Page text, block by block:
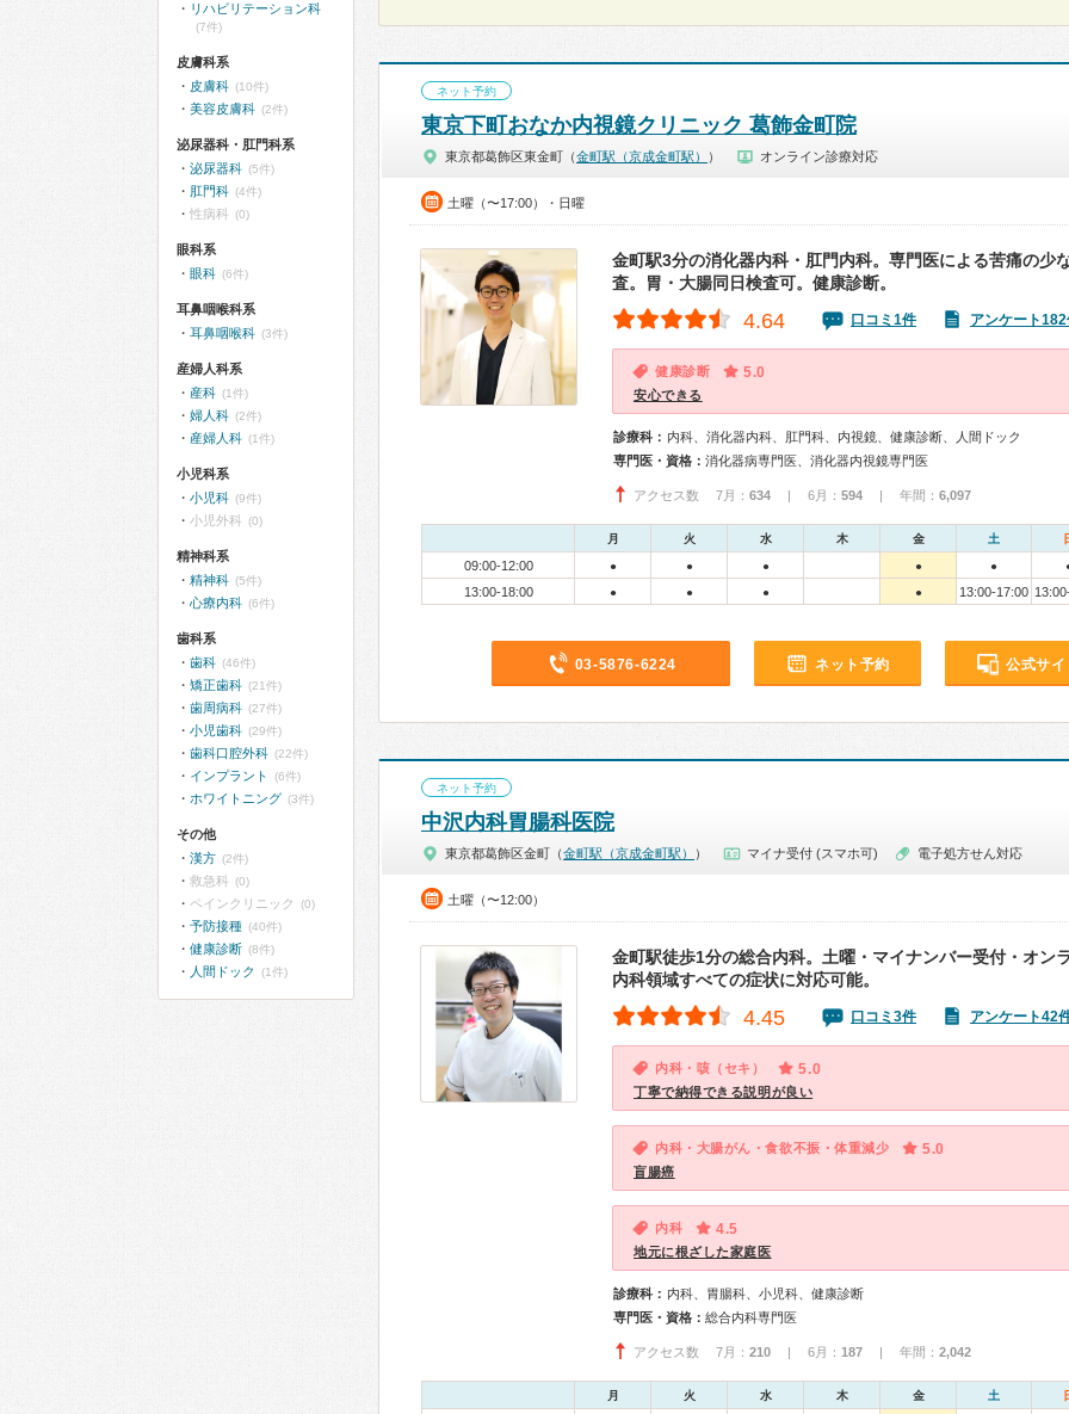
ネット予約
東京下町おなか内視鏡クリニック 葛飾金町院
東京都葛飾区東金町（金町駅（京成金町駅） ） オンライン診療対応
土曜（〜17:00）・日曜
金町駅3分の消化器内科・肛門内科。専門医による苦痛の少
査。胃・大腸同日検査可。健康診断。
4.64 口コミ1件 アンケート
健康診断 5.0
安心できる
診療科： 内科、消化器内科、肛門科、内視鏡、健康診断、人間ドック
専門医・資格： 消化器病専門医、消化器内視鏡専門医
アクセス数 7月： 634 | 6月： 594 | 年間： 6,097
月 火 水 木 金 土
09:00-12:00 ● ● ● ● ●
13:00-18:00 ● ● ● ● 13:00-17:00
03-5876-6224 ネット予約 公式サイ
ネット予約
中沢内科胃腸科医院
東京都葛飾区金町（金町駅（京成金町駅） ） マイナ受付 (スマホ可) 電子処方せん対応
土曜（〜12:00）
金町駅徒歩1分の総合内科。土曜・マイナンバー受付・オン
内科領域すべての症状に対応可能。
4.45 口コミ3件 アンケート42
内科・咳（セキ） 5.0
丁寧で納得できる説明が良い
内科・大腸がん・食欲不振・体重減少 5.0
盲腸癌
内科 4.5
地元に根ざした家庭医
診療科： 内科、胃腸科、小児科、健康診断
専門医・資格： 総合内科専門医
アクセス数 7月： 210 | 6月： 187 | 年間： 2,042
月 火 水 木 金 土
リハビリテーション科
(7件)
皮膚科系
皮膚科 (10件)
美容皮膚科 (2件)
泌尿器科・肛門科系
泌尿器科 (5件)
肛門科 (4件)
性病科 (0)
眼科系
眼科 (6件)
耳鼻咽喉科系
耳鼻咽喉科 (3件)
産婦人科系
産科 (1件)
婦人科 (2件)
産婦人科 (1件)
小児科系
小児科 (9件)
小児外科 (0)
精神科系
精神科 (5件)
心療内科 (6件)
歯科系
歯科 (46件)
矯正歯科 (21件)
歯周病科 (27件)
小児歯科 (29件)
歯科口腔外科 (22件)
インプラント (6件)
ホワイトニング (3件)
その他
漢方 (2件)
救急科 (0)
ペインクリニック (0)
予防接種 (40件)
健康診断 (8件)
人間ドック (1件)